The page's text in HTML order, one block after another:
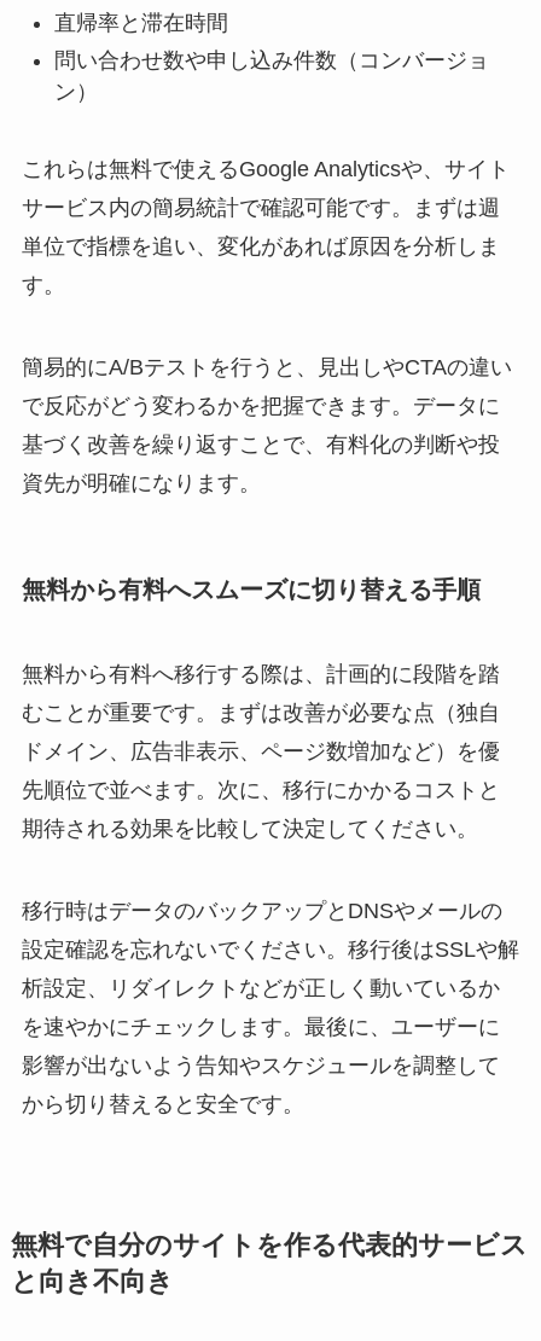
直帰率と滞在時間
問い合わせ数や申し込み件数（コンバージョ
ン）
これらは無料で使えるGoogle Analyticsや、サイト
サービス内の簡易統計で確認可能です。まずは週
単位で指標を追い、変化があれば原因を分析しま
す。
簡易的にA/Bテストを行うと、見出しやCTAの違い
で反応がどう変わるかを把握できます。データに
基づく改善を繰り返すことで、有料化の判断や投
資先が明確になります。
無料から有料へスムーズに切り替える手順
無料から有料へ移行する際は、計画的に段階を踏
むことが重要です。まずは改善が必要な点（独自
ドメイン、広告非表示、ページ数増加など）を優
先順位で並べます。次に、移行にかかるコストと
期待される効果を比較して決定してください。
移行時はデータのバックアップとDNSやメールの
設定確認を忘れないでください。移行後はSSLや解
析設定、リダイレクトなどが正しく動いているか
を速やかにチェックします。最後に、ユーザーに
影響が出ないよう告知やスケジュールを調整して
から切り替えると安全です。
無料で自分のサイトを作る代表的サービス
と向き不向き